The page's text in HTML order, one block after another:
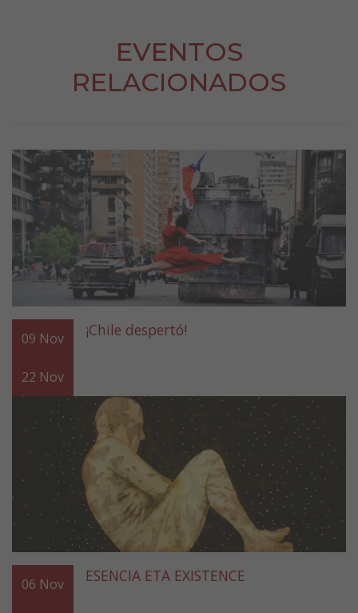
EVENTOS
RELACIONADOS
09 Nov
22 Nov
¡Chile despertó!
06 Nov ESENCIA ETA EXISTENCE